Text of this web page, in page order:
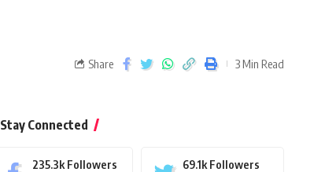
Share 3 Min Read
Stay Connected
235.3k Followers 69.1k Followers